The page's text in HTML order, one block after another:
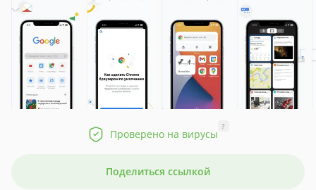
Проверено на вирусы
?
Поделиться ссылкой